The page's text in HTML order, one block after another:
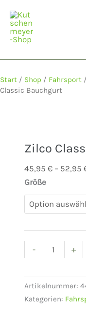
Inhalt
springen
Start / Shop / Fahrsport /
Classic Bauchgurt
Zilco
45,95 € – 52,95
Größe
-
Zilco
Classic
Bauchgurt
+
Artikelnummer:
Kategorien: